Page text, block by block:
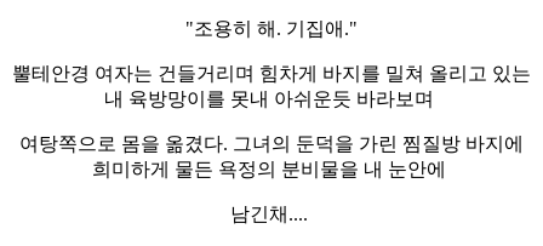
"조용히 해. 기집애."
뿔테안경 여자는 건들거리며 힘차게 바지를 밀쳐 올리고 있는
내 육방망이를 못내 아쉬운듯 바라보며
여탕쪽으로 몸을 옮겼다. 그녀의 둔덕을 가린 찜질방 바지에
희미하게 물든 욕정의 분비물을 내 눈안에
남긴채....